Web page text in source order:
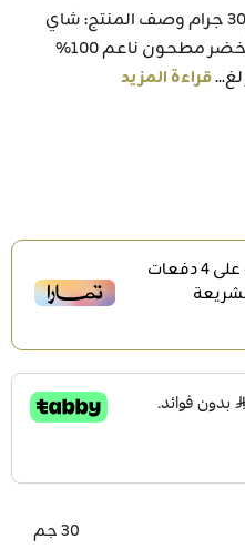
اسم المنتج: شاي ماتشا عضوي 30 جرام وصف المنتج: شاي
ماتشا عضوي 30جرام هو شاي أخضر مطحون ناعم 100%
قراءة المزيد
على4دفعات
30 جم